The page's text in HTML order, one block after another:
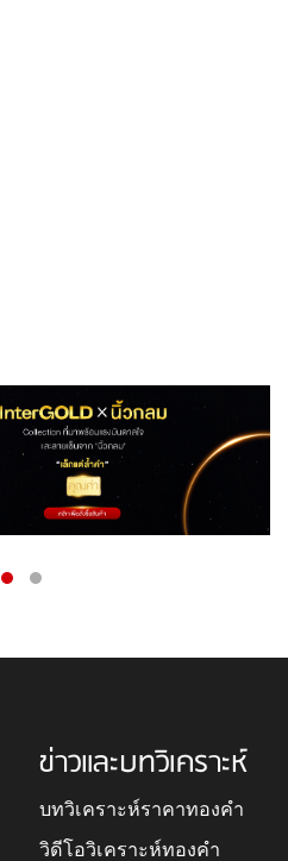
ข่าวและบทวิเคราะห์
บทวิเคราะห์ราคาทองคำ
วิดีโอวิเคราะห์ทองคำ